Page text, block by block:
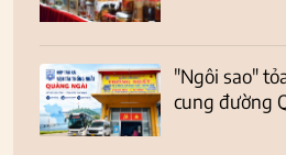
"Ngôi sao"
cung đường